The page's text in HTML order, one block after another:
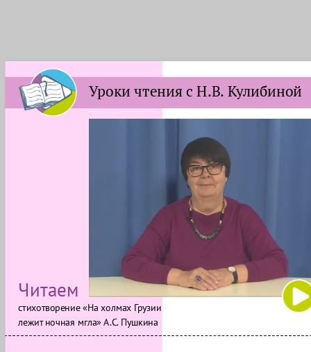
Уроки чтения с Н.В. Кулибиной
Читаем
стихотворение «На холмах Грузии
лежит ночная мгла» А.С. Пушкина